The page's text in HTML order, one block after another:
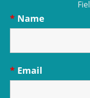
Name
*
Email
*